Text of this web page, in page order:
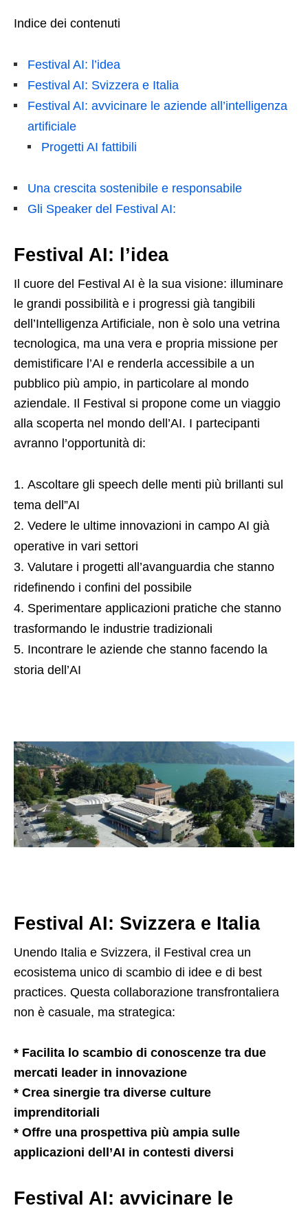
Indice dei contenuti
Festival AI: l’idea
Festival AI: Svizzera e Italia
Festival AI: avvicinare le aziende all’intelligenza
artificiale
Progetti AI fattibili
Una crescita sostenibile e responsabile
Gli Speaker del Festival AI:
Festival AI: l’idea
Il cuore del Festival AI è la sua visione: illuminare
le grandi possibilità e i progressi già tangibili
dell’Intelligenza Artificiale, non è solo una vetrina
tecnologica, ma una vera e propria missione per
demistificare l’AI e renderla accessibile a un
pubblico più ampio, in particolare al mondo
aziendale. Il Festival si propone come un viaggio
alla scoperta nel mondo dell’AI. I partecipanti
avranno l’opportunità di:
Ascoltare gli speech delle menti più brillanti sul
tema dell”AI
Vedere le ultime innovazioni in campo AI già
operative in vari settori
Valutare i progetti all’avanguardia che stanno
ridefinendo i confini del possibile
Sperimentare applicazioni pratiche che stanno
trasformando le industrie tradizionali
Incontrare le aziende che stanno facendo la
storia dell’AI
Festival AI: Svizzera e Italia
Unendo Italia e Svizzera, il Festival crea un
ecosistema unico di scambio di idee e di best
practices. Questa collaborazione transfrontaliera
non è casuale, ma strategica:
* Facilita lo scambio di conoscenze tra due
mercati leader in innovazione
* Crea sinergie tra diverse culture
imprenditoriali
* Offre una prospettiva più ampia sulle
applicazioni dell’AI in contesti diversi
Festival AI: avvicinare le